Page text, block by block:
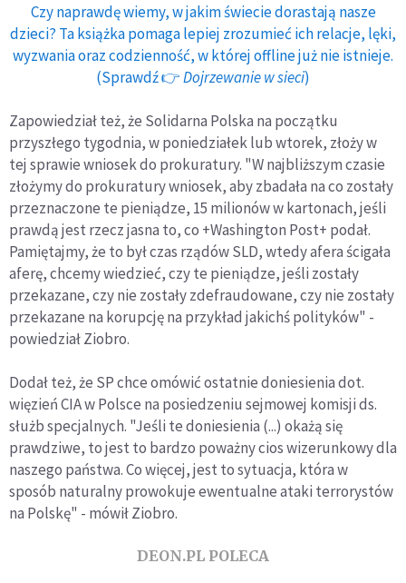
Czy naprawdę wiemy, w jakim świecie dorastają nasze
dzieci? Ta książka pomaga lepiej zrozumieć ich relacje, lęki,
wyzwania oraz codzienność, w której offline już nie istnieje.
(Sprawdź 👉Dojrzewanie w sieci)
Zapowiedział też, że Solidarna Polska na początku
przyszłego tygodnia, w poniedziałek lub wtorek, złoży w
tej sprawie wniosek do prokuratury. "W najbliższym czasie
złożymy do prokuratury wniosek, aby zbadała na co zostały
przeznaczone te pieniądze, 15 milionów w kartonach, jeśli
prawdą jest rzecz jasna to, co +Washington Post+ podał.
Pamiętajmy, że to był czas rządów SLD, wtedy afera ścigała
aferę, chcemy wiedzieć, czy te pieniądze, jeśli zostały
przekazane, czy nie zostały zdefraudowane, czy nie zostały
przekazane na korupcję na przykład jakichś polityków" -
powiedział Ziobro.
Dodał też, że SP chce omówić ostatnie doniesienia dot.
więzień CIA w Polsce na posiedzeniu sejmowej komisji ds.
służb specjalnych. "Jeśli te doniesienia (...) okażą się
prawdziwe, to jest to bardzo poważny cios wizerunkowy dla
naszego państwa. Co więcej, jest to sytuacja, która w
sposób naturalny prowokuje ewentualne ataki terrorystów
na Polskę" - mówił Ziobro.
DEON.PL POLECA